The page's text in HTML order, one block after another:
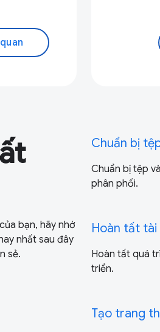
bạn, hãy nhớ
nhất sau đây
sẻ.
Chuẩn bị
Chuẩn bị tệp
phân phối.
Hoàn tất
Hoàn tất quá
triển.
Tạo trang